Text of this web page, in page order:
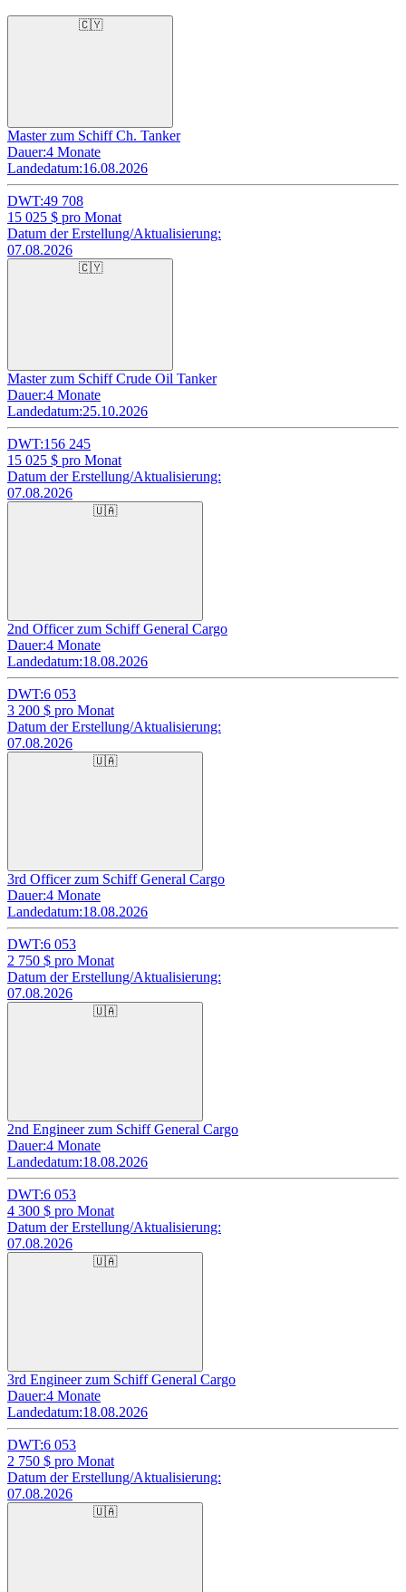
🇨🇾
Master zum Schiff Ch. Tanker
Dauer:4 Monate
Landedatum:16.08.2026
DWT:49 708
15 025 $ pro Monat
Datum der Erstellung/Aktualisierung:
07.08.2026
🇨🇾
Master zum Schiff Crude Oil Tanker
Dauer:4 Monate
Landedatum:25.10.2026
DWT:156 245
15 025 $ pro Monat
Datum der Erstellung/Aktualisierung:
07.08.2026
🇺🇦
2nd Officer zum Schiff General Cargo
Dauer:4 Monate
Landedatum:18.08.2026
DWT:6 053
3 200 $ pro Monat
Datum der Erstellung/Aktualisierung:
07.08.2026
🇺🇦
3rd Officer zum Schiff General Cargo
Dauer:4 Monate
Landedatum:18.08.2026
DWT:6 053
2 750 $ pro Monat
Datum der Erstellung/Aktualisierung:
07.08.2026
🇺🇦
2nd Engineer zum Schiff General Cargo
Dauer:4 Monate
Landedatum:18.08.2026
DWT:6 053
4 300 $ pro Monat
Datum der Erstellung/Aktualisierung:
07.08.2026
🇺🇦
3rd Engineer zum Schiff General Cargo
Dauer:4 Monate
Landedatum:18.08.2026
DWT:6 053
2 750 $ pro Monat
Datum der Erstellung/Aktualisierung:
07.08.2026
🇺🇦